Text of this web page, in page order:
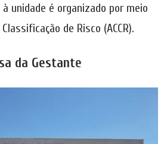
unidade é organizado por meio
de Risco (ACCR).
da Gestante